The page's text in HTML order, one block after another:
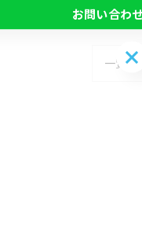
一覧に
お問い合わ
お問い合わ